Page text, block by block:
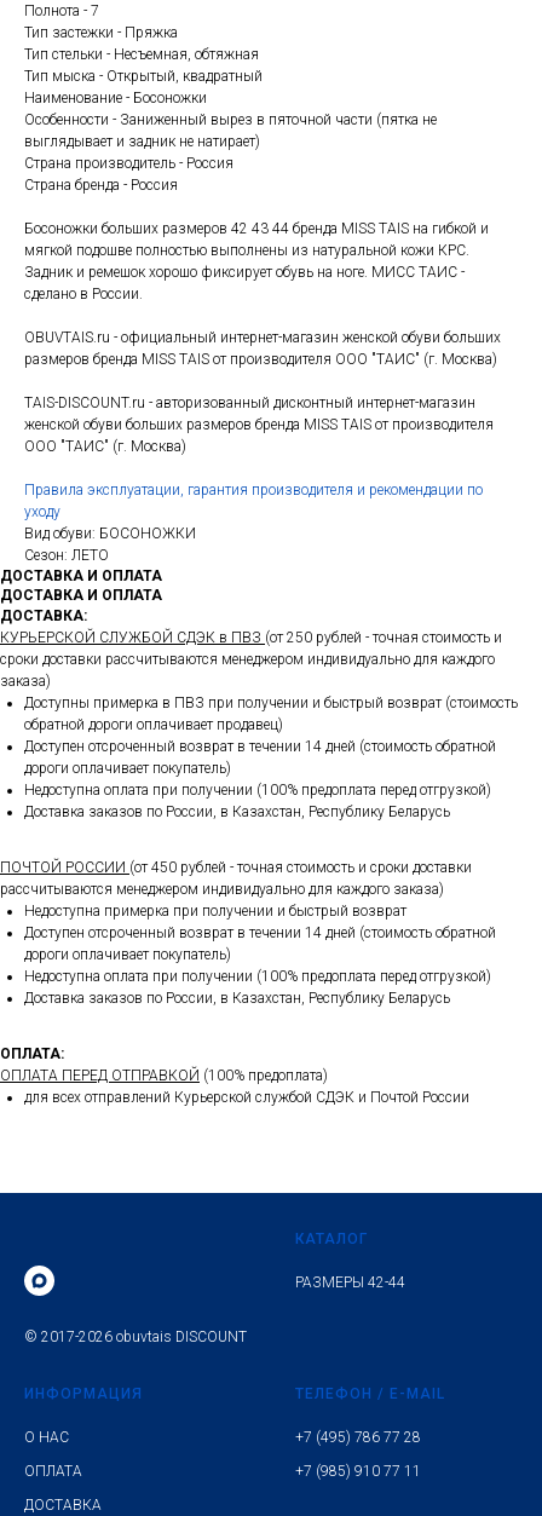
Полнота - 7
Тип застежки - Пряжка
Тип стельки - Несъемная, обтяжная
Тип мыска - Открытый, квадратный
Наименование - Босоножки
Особенности - Заниженный вырез в пяточной части (пятка не
выглядывает и задник не натирает)
Страна производитель - Россия
Страна бренда - Россия
Босоножки больших размеров 42 43 44 бренда MISS TAIS на гибкой и
мягкой подошве полностью выполнены из натуральной кожи КРС.
Задник и ремешок хорошо фиксирует обувь на ноге. МИСС ТАИС -
сделано в России.
OBUVTAIS.ru - официальный интернет-магазин женской обуви больших
размеров бренда MISS TAIS от производителя ООО "ТАИС" (г. Москва)
TAIS-DISCOUNT.ru - авторизованный дисконтный интернет-магазин
женской обуви больших размеров бренда MISS TAIS от производителя
ООО "ТАИС" (г. Москва)
Правила эксплуатации, гарантия производителя и рекомендации по
уходу
Вид обуви: БОСОНОЖКИ
Сезон: ЛЕТО
ДОСТАВКА И ОПЛАТА
ДОСТАВКА И ОПЛАТА
ДОСТАВКА:
КУРЬЕРСКОЙ СЛУЖБОЙ СДЭК в ПВЗ (от 250 рублей - точная стоимость и
сроки доставки рассчитываются менеджером индивидуально для каждого
заказа)
Доступны примерка в ПВЗ при получении и быстрый возврат (стоимость
обратной дороги оплачивает продавец)
Доступен отсроченный возврат в течении 14 дней (стоимость обратной
дороги оплачивает покупатель)
Недоступна оплата при получении (100% предоплата перед отгрузкой)
Доставка заказов по России, в Казахстан, Республику Беларусь
ПОЧТОЙ РОССИИ (от 450 рублей - точная стоимость и сроки доставки
рассчитываются менеджером индивидуально для каждого заказа)
Недоступна примерка при получении и быстрый возврат
Доступен отсроченный возврат в течении 14 дней (стоимость обратной
дороги оплачивает покупатель)
Недоступна оплата при получении (100% предоплата перед отгрузкой)
Доставка заказов по России, в Казахстан, Республику Беларусь
ОПЛАТА:
ОПЛАТА ПЕРЕД ОТПРАВКОЙ (100% предоплата)
для всех отправлений Курьерской службой СДЭК и Почтой России
© 2017-2026 obuvtais DISCOUNT
КАТАЛОГ
РАЗМЕРЫ 42-44
ИНФОРМАЦИЯ
О НАС
ОПЛАТА
ДОСТАВКА
ТЕЛЕФОН / E-MAIL
+7 (495) 786 77 28
+7 (985) 910 77 11